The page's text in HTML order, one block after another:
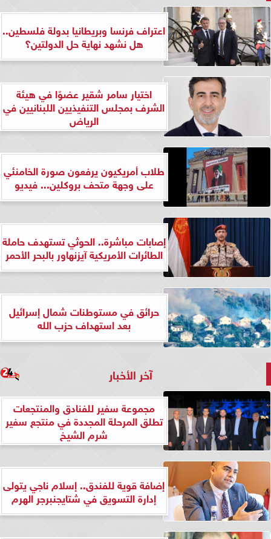
اعتراف فرنسا وبريطانيا بدولة فلسطين..
هل نشهد نهاية حل الدولتين؟
اختيار سامر شقير عضوًا في هيئة
الشرف بمجلس التنفيذيين اللبنانيين في
الرياض
طلاب أمريكيون يرفعون صورة الخامنئي
على وجهة متحف بروكلين... فيديو
إصابات مباشرة.. الحوثي تستهدف حاملة
الطائرات الأمريكية آيزنهاور بالبحر الأحمر
حرائق في مستوطنات شمال إسرائيل
بعد استهداف حزب الله
آخر الأخبار
مجموعة سفير للفنادق والمنتجعات
تطلق المرحلة المجددة في منتجع سفير
شرم الشيخ
إضافة قوية للفندق.. إسلام ناجي يتولى
إدارة التسويق في شتايجنبرجر الهرم